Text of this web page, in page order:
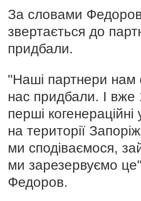
За словами
звертається до
придбали.
"Наші партнери нам
нас придбали. І вже
перші
на території
ми сподіваємося,
ми зарезервуємо
Федоров.